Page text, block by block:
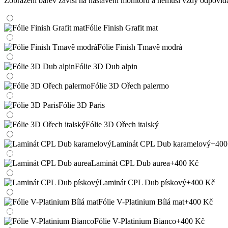
Fólie Finish Grafit mat
Fólie Finish Tmavě modrá
Fólie 3D Dub alpin
Fólie 3D Ořech palermo
Fólie 3D Paris
Fólie 3D Ořech italský
Laminát CPL Dub karamelový
Laminát CPL Dub aurea+400 Kč
Laminát CPL Dub pískový+400 Kč
Fólie V-Platinium Bílá mat+400 Kč
Fólie V-Platinium Bianco+400 Kč